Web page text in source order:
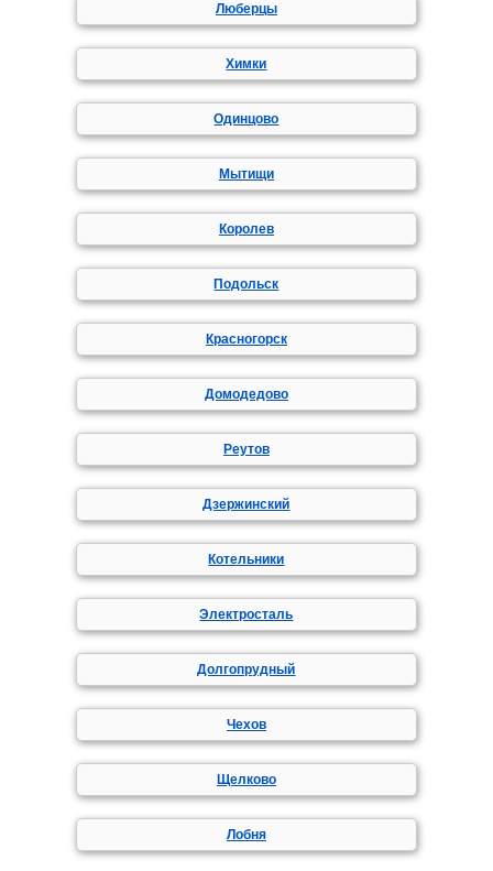
Люберцы
Химки
Одинцово
Мытищи
Королев
Подольск
Красногорск
Домодедово
Реутов
Дзержинский
Котельники
Электросталь
Долгопрудный
Чехов
Щелково
Лобня